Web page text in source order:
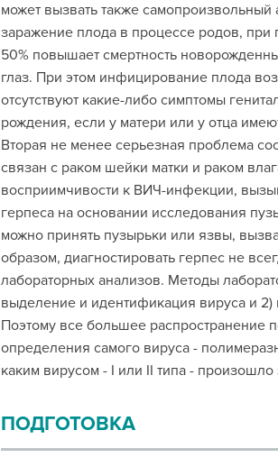
может вызвать также
заражение плода в процессе родов,
50% повышает смертность
глаз. При этом инфицирование плода
отсутствуют какие-либо симптомы
рождения, если у матери или у отца
Вторая не менее серьезная проблема
связан с раком шейки матки и раком
восприимчивости к ВИЧ-инфекции,
герпеса на основании исследования
можно принять пузырьки или язвы,
образом, диагностировать герпес не
лабораторных анализов. Методы
выделение и идентификация вируса и
Поэтому все большее распространение
определения самого вируса -
каким вирусом - I или II типа -
ПОДГОТОВКА